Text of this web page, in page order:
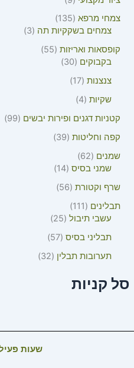
צמחי מרפא 135
צמחים בשקקיות תה
3
קופסאות ואריזות 55
בקבוקים
30
צנצנות 17
שקיות 4
קטניות דגנים ופירות יבשים
99
קפה וחליטות 39
שמנים
62
שמני בסיס 14
שרף וקטורת 56
תבלינים
111
עשבי תיבול 25
תבליני בסיס 57
תערובות תבלין
32
סל קניות
שעות